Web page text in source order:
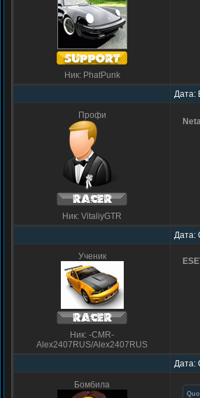
Ник: PhatPunk
Дата:
Профи
Ник: VitaliyGTR
Дата:
Ученик
Ник: -CMR-
Alex2407RUS/Alex2407RUS
Дата:
Бомбила